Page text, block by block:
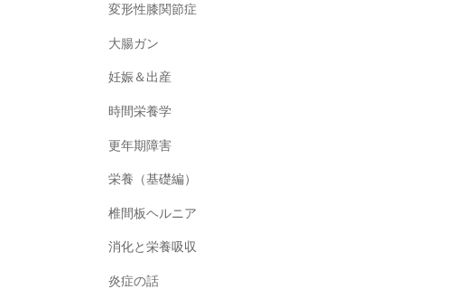
変形性膝関節症
大腸ガン
妊娠＆出産
時間栄養学
更年期障害
栄養（基礎編）
椎間板ヘルニア
消化と栄養吸収
炎症の話